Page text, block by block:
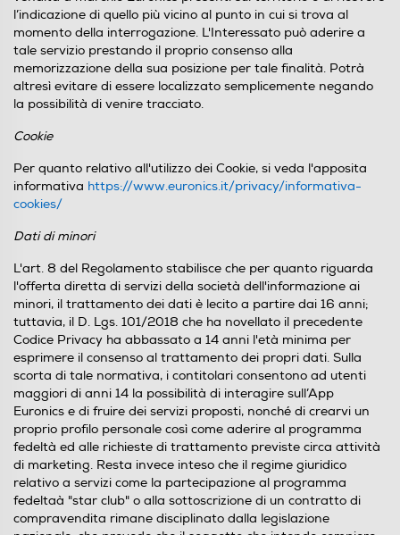
l’indicazione di quello più vicino al punto in cui si trova al
momento della interrogazione. L'Interessato può aderire a
tale servizio prestando il proprio consenso alla
memorizzazione della sua posizione per tale finalità. Potrà
altresì evitare di essere localizzato semplicemente negando
la possibilità di venire tracciato.
Cookie
Per quanto relativo all'utilizzo dei Cookie, si veda l'apposita
informativa https://www.euronics.it/privacy/informativa-
cookies/
Dati di minori
L'art. 8 del Regolamento stabilisce che per quanto riguarda
l'offerta diretta di servizi della società dell'informazione ai
minori, il trattamento dei dati è lecito a partire dai 16 anni;
tuttavia, il D. Lgs. 101/2018 che ha novellato il precedente
Codice Privacy ha abbassato a 14 anni l'età minima per
esprimere il consenso al trattamento dei propri dati. Sulla
scorta di tale normativa, i contitolari consentono ad utenti
maggiori di anni 14 la possibilità di interagire sull’App
Euronics e di fruire dei servizi proposti, nonché di crearvi un
proprio profilo personale così come aderire al programma
fedeltà ed alle richieste di trattamento previste circa attività
di marketing. Resta invece inteso che il regime giuridico
relativo a servizi come la partecipazione al programma
fedeltaà "star club" o alla sottoscrizione di un contratto di
compravendita rimane disciplinato dalla legislazione